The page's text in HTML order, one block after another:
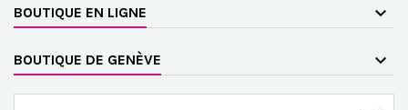
BOUTIQUE EN LIGNE
BOUTIQUE DE GENÈVE